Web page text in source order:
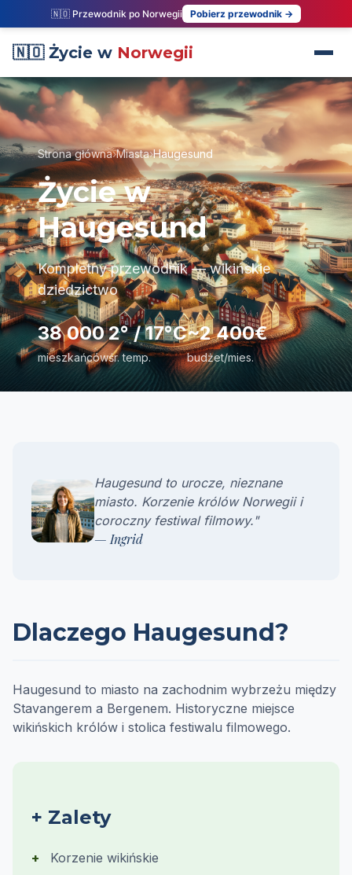
🇳🇴 Przewodnik po Norwegii Pobierz przewodnik →
🇳🇴 Życie w Norwegii
Strona główna›Miasta›Haugesund
Życie w
Haugesund
Kompletny przewodnik — wikińskie
dziedzictwo
38 000
mieszkańców
2° / 17°C
śr. temp.
~2 400€
budżet/mies.
Haugesund to urocze, nieznane
miasto. Korzenie królów Norwegii i
coroczny festiwal filmowy."
— Ingrid
Dlaczego Haugesund?
Haugesund to miasto na zachodnim wybrzeżu między
Stavangerem a Bergenem. Historyczne miejsce
wikińskich królów i stolica festiwalu filmowego.
+ Zalety
Korzenie wikińskie